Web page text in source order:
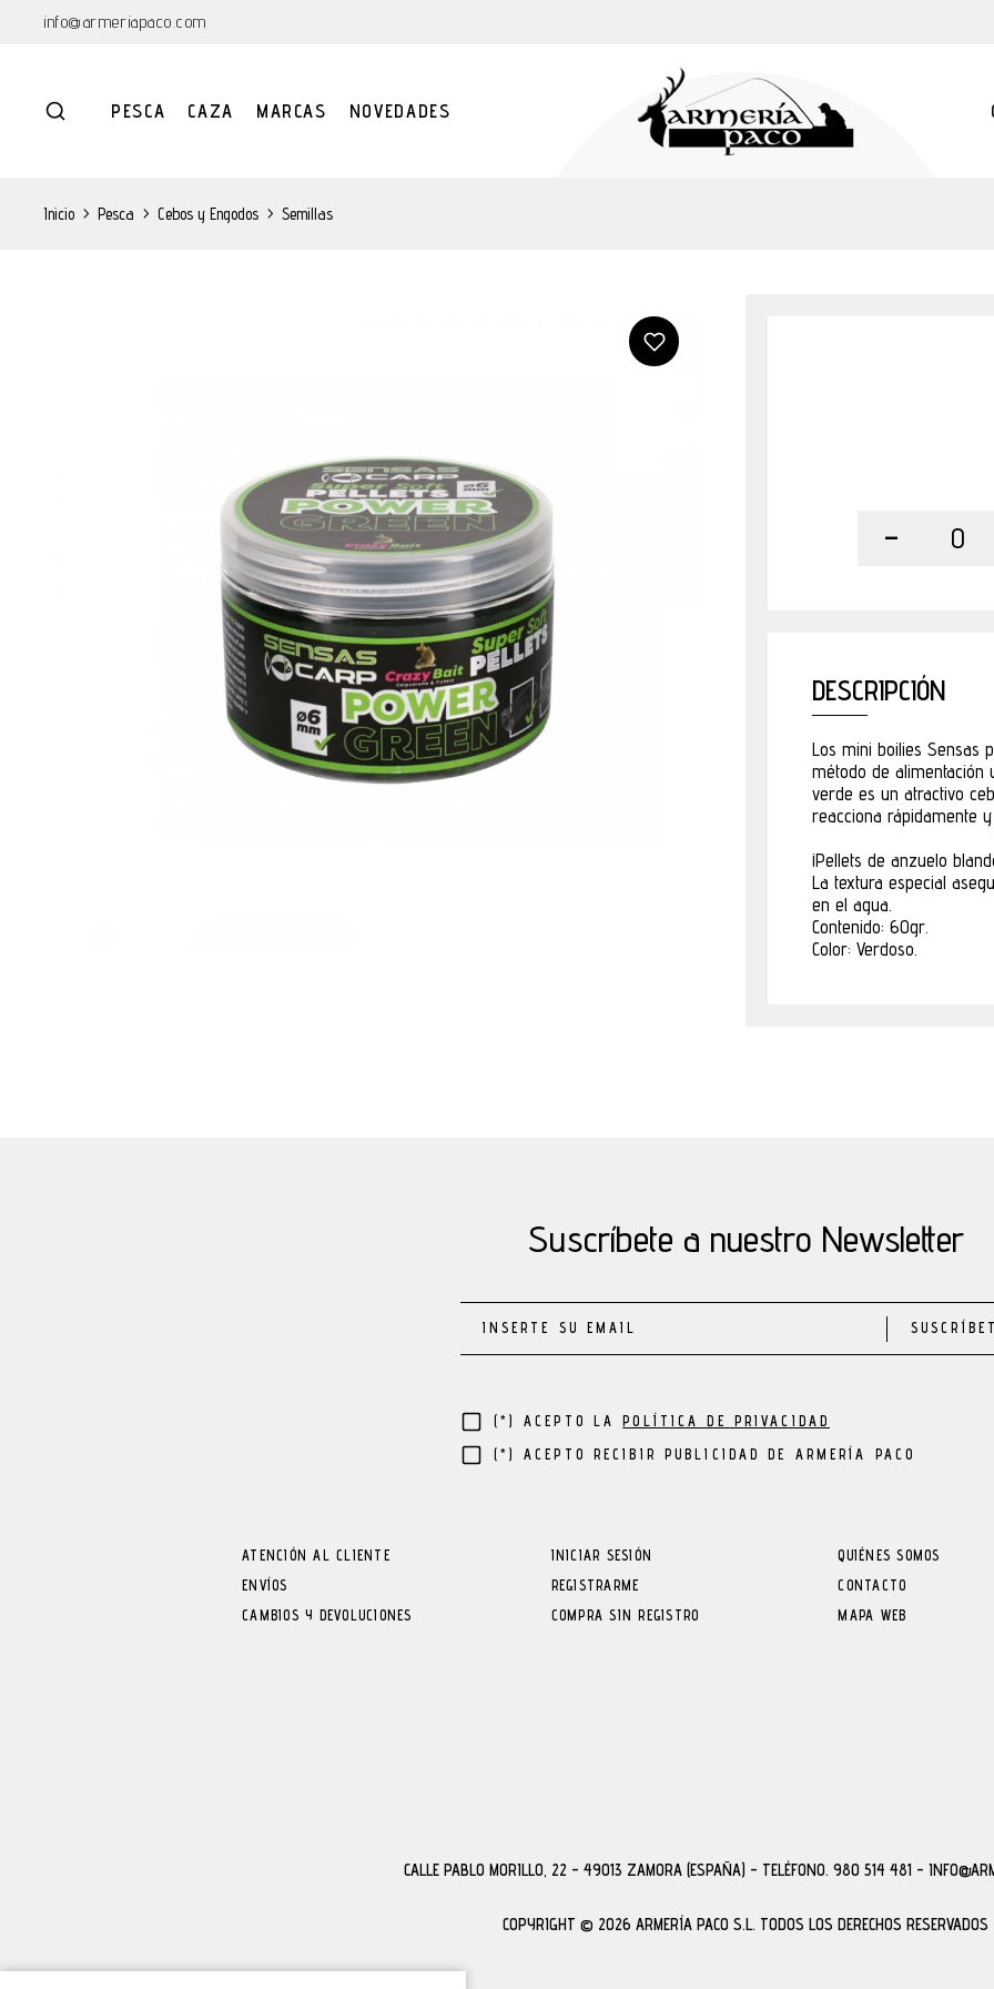
info@armeriapaco.com
PESCA CAZA MARCAS NOVEDADES
Inicio > Pesca > Cebos y Engodos > Semillas
- 0
DESCRIPCIÓN
Los mini boilies Sensas
método de alimentación
verde es un atractivo
reacciona rápidamente
¡Pellets de anzuelo
La textura especial
en el agua.
Contenido: 60gr.
Color: Verdoso.
Suscríbete a nuestro Newsletter
(*) ACEPTO LA
POLÍTICA DE PRIVACIDAD
(*) ACEPTO RECIBIR PUBLICIDAD DE ARMERÍA PACO
ATENCIÓN AL CLIENTE
ENVÍOS
CAMBIOS Y DEVOLUCIONES
INICIAR SESIÓN
REGISTRARME
COMPRA SIN REGISTRO
QUIÉNES SOMOS
CONTACTO
MAPA WEB
CALLE PABLO MORILLO, 22 - 49013 ZAMORA (ESPAÑA) - TELÉFONO. 980 514 481 -
COPYRIGHT © 2026 ARMERÍA PACO S.L. TODOS LOS DERECHOS RESERVADOS